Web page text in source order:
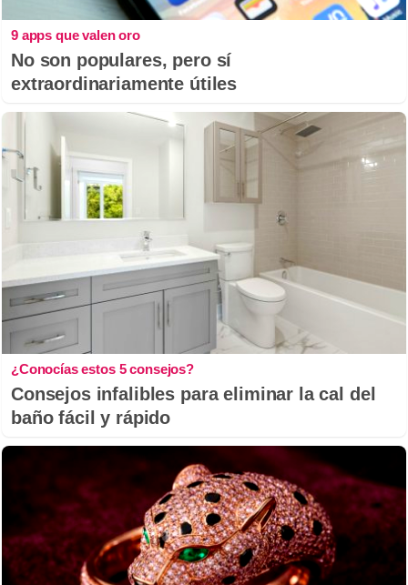
9 apps que valen oro
No son populares, pero sí
extraordinariamente útiles
¿Conocías estos 5 consejos?
Consejos infalibles para eliminar la cal del
baño fácil y rápido